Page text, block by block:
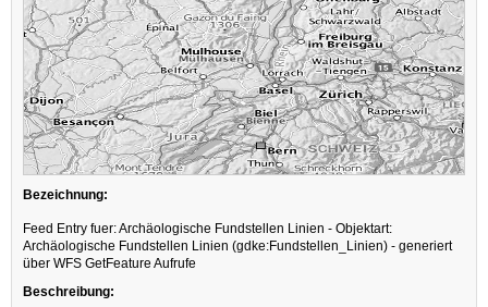
Bezeichnung:
Feed Entry fuer: Archäologische Fundstellen Linien - Objektart:
Archäologische Fundstellen Linien (gdke:Fundstellen_Linien) - generiert
über WFS GetFeature Aufrufe
Beschreibung: